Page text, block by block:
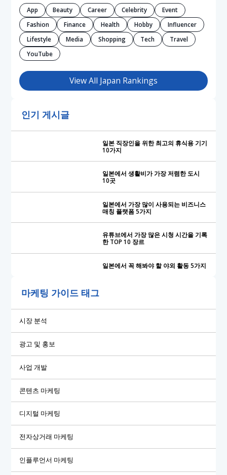
App Beauty Career Celebrity
Event
Fashion
Finance Health Hobby
Influencer
Lifestyle
Media Shopping Tech
Travel
YouTube
View All Japan Rankings
인기 게시글
일본 직장인을 위한 최고의 휴식용 기기
10가지
일본에서 생활비가 가장 저렴한 도시
10곳
일본에서 가장 많이 사용되는 비즈니스
매칭 플랫폼 5가지
유튜브에서 가장 많은 시청 시간을 기록
한 TOP 10 장르
일본에서 꼭 해봐야 할 야외 활동 5가지
마케팅 가이드 태그
시장 분석
광고 및 홍보
사업 개발
콘텐츠 마케팅
디지털 마케팅
전자상거래 마케팅
인플루언서 마케팅